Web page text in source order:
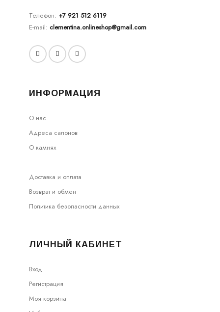
Телефон: +7 921 512 6119
E-mail: clementina.onlineshop@gmail.com
ИНФОРМАЦИЯ
О нас
Адреса салонов
О камнях
Доставка и оплата
Возврат и обмен
Политика безопасности данных
ЛИЧНЫЙ КАБИНЕТ
Вход
Регистрация
Моя корзина